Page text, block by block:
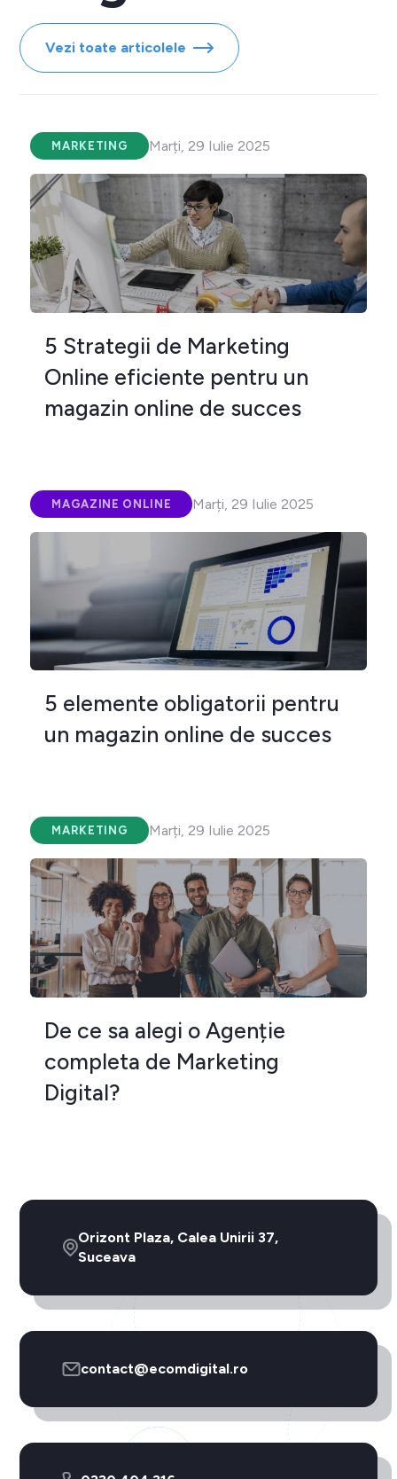
Vezi toate articolele
MARKETING Marți, 29 Iulie 2025
5 Strategii de Marketing
Online eficiente pentru un
magazin online de succes
MAGAZINE ONLINE Marți, 29 Iulie 2025
5 elemente obligatorii pentru
un magazin online de succes
MARKETING Marți, 29 Iulie 2025
De ce sa alegi o Agenție
completa de Marketing
Digital?
Orizont Plaza, Calea Unirii 37,
Suceava
contact@ecomdigital.ro